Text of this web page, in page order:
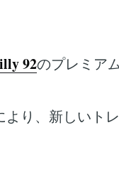
92のプレミア
より、新しいト